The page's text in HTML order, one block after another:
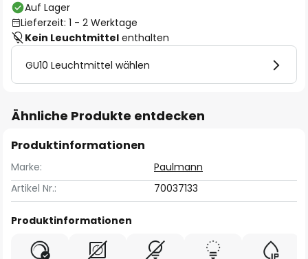
Auf Lager
Lieferzeit: 1 - 2 Werktage
Kein Leuchtmittel enthalten
GU10 Leuchtmittel wählen
Ähnliche Produkte entdecken
Produktinformationen
Marke:
Paulmann
Artikel Nr.:
70037133
Produktinformationen